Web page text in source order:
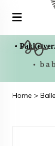
•
Home >